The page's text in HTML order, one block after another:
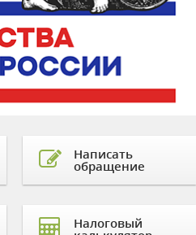
Написать
обращение
Налоговый